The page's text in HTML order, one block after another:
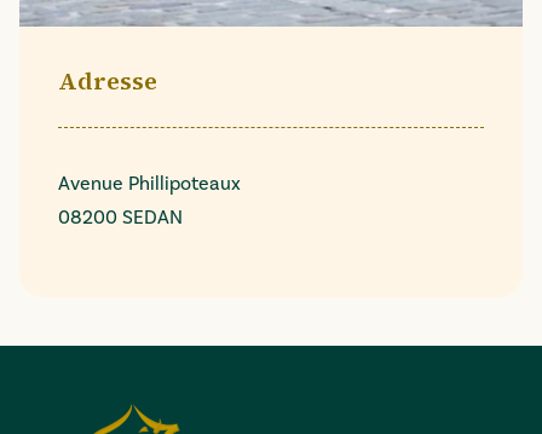
Adresse
Avenue Phillipoteaux
08200 SEDAN